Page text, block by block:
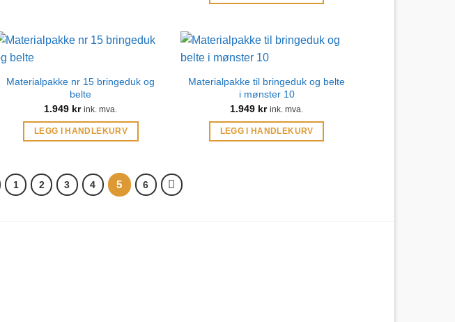
Materialpakke nr 15 bringeduk og
belte
1.949 kr ink. mva.
LEGG I HANDLEKURV
Materialpakke til bringeduk og belte
i mønster 10
1.949 kr ink. mva.
LEGG I HANDLEKURV
1 2 3 4 5 6